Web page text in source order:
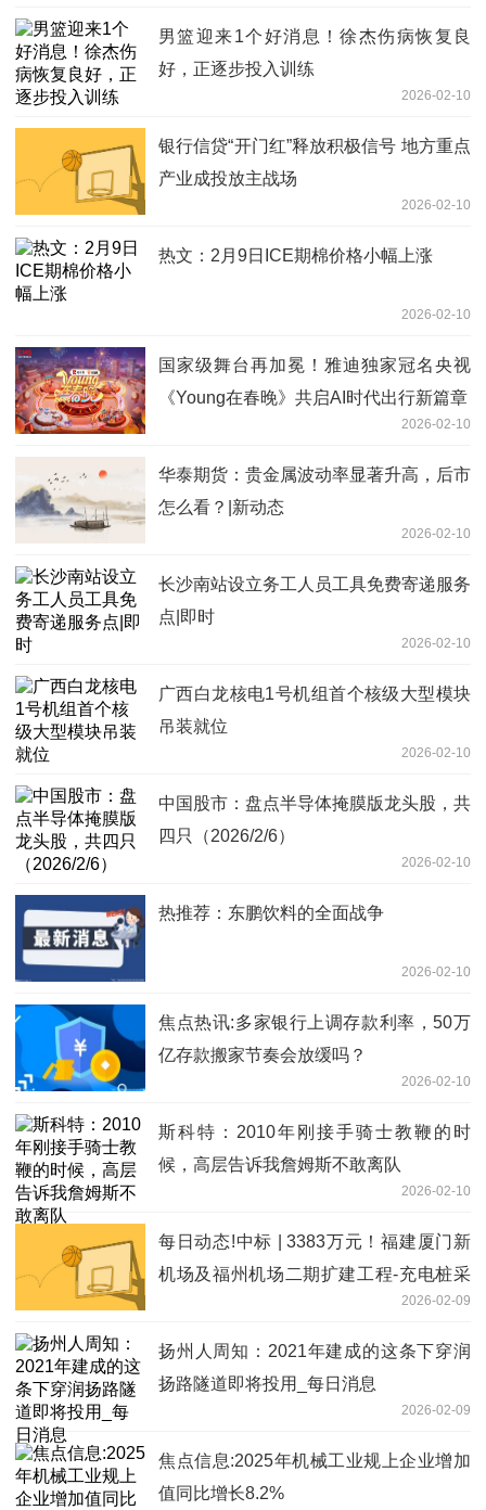
男篮迎来1个好消息！徐杰伤病恢复良
好，正逐步投入训练
2026-02-10
银行信贷“开门红”释放积极信号 地方重点
产业成投放主战场
2026-02-10
热文：2月9日ICE期棉价格小幅上涨
2026-02-10
国家级舞台再加冕！雅迪独家冠名央视
《Young在春晚》共启AI时代出行新篇章
2026-02-10
华泰期货：贵金属波动率显著升高，后市
怎么看？|新动态
2026-02-10
长沙南站设立务工人员工具免费寄递服务
点|即时
2026-02-10
广西白龙核电1号机组首个核级大型模块
吊装就位
2026-02-10
中国股市：盘点半导体掩膜版龙头股，共
四只（2026/2/6）
2026-02-10
热推荐：东鹏饮料的全面战争
2026-02-10
焦点热讯:多家银行上调存款利率，50万
亿存款搬家节奏会放缓吗？
2026-02-10
斯科特：2010年刚接手骑士教鞭的时
候，高层告诉我詹姆斯不敢离队
2026-02-10
每日动态!中标 | 3383万元！福建厦门新
机场及福州机场二期扩建工程-充电桩采
2026-02-09
扬州人周知：2021年建成的这条下穿润
扬路隧道即将投用_每日消息
2026-02-09
焦点信息:2025年机械工业规上企业增加
值同比增长8.2%